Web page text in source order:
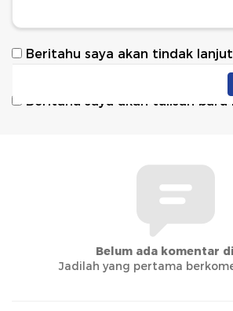
Beritahu saya akan tindak
Beritahu saya akan tulisan baru
Belum ada komentar
Jadilah yang pertama